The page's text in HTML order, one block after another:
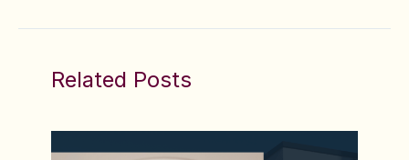
Related Posts